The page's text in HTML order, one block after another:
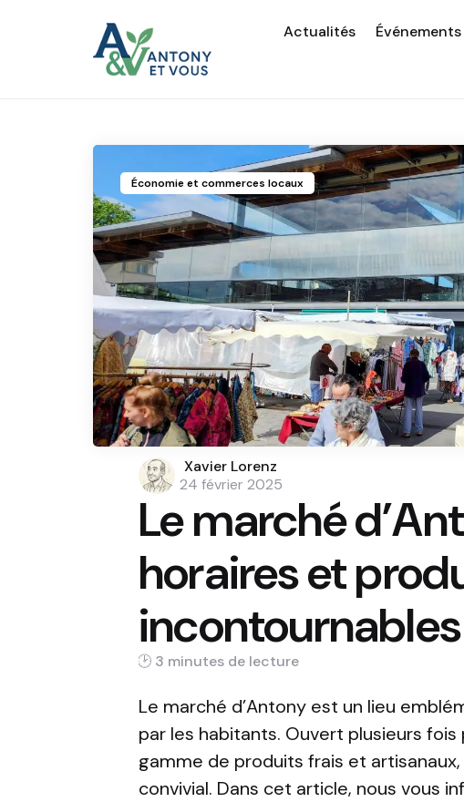
Actualités Événements
Économie et commerces locaux
Posted
by
Xavier Lorenz
24 février 2025
Le marché
horaires et
incontournables
3 min
Le marché d’Antony est un lieu
par les habitants. Ouvert plusieurs
gamme de produits frais et
convivial. Dans cet article, nous vous